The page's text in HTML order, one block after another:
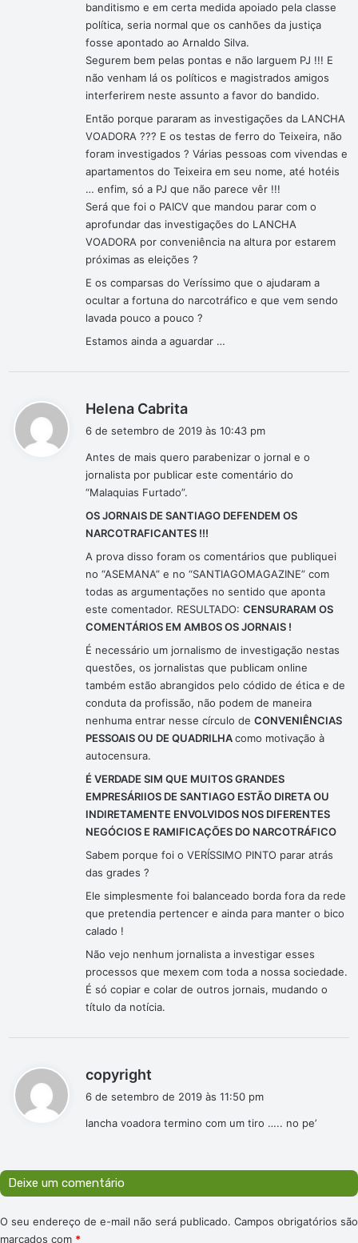
banditismo e em certa medida apoiado pela classe
política, seria normal que os canhões da justiça
fosse apontado ao Arnaldo Silva.
Segurem bem pelas pontas e não larguem PJ !!! E
não venham lá os políticos e magistrados amigos
interferirem neste assunto a favor do bandido.
Então porque pararam as investigações da LANCHA
VOADORA ??? E os testas de ferro do Teixeira, não
foram investigados ? Várias pessoas com vivendas e
apartamentos do Teixeira em seu nome, até hotéis
… enfim, só a PJ que não parece vêr !!!
Será que foi o PAICV que mandou parar com o
aprofundar das investigações do LANCHA
VOADORA por conveniência na altura por estarem
próximas as eleições ?
E os comparsas do Veríssimo que o ajudaram a
ocultar a fortuna do narcotráfico e que vem sendo
lavada pouco a pouco ?
Estamos ainda a aguardar …
Helena Cabrita
i
s
e
6 de setembro de 2019 às 10:43 pm
Antes de mais quero parabenizar o jornal e o
jornalista por publicar este comentário do
“Malaquias Furtado”.
OS JORNAIS DE SANTIAGO DEFENDEM OS
NARCOTRAFICANTES !!!
A prova disso foram os comentários que publiquei
no “ASEMANA” e no “SANTIAGOMAGAZINE” com
todas as argumentações no sentido que aponta
este comentador. RESULTADO: CENSURARAM OS
COMENTÁRIOS EM AMBOS OS JORNAIS !
É necessário um jornalismo de investigação nestas
questões, os jornalistas que publicam online
também estão abrangidos pelo códido de ética e de
conduta da profissão, não podem de maneira
nenhuma entrar nesse círculo de CONVENIÊNCIAS
PESSOAIS OU DE QUADRILHAcomo motivação à
autocensura.
É VERDADE SIM QUE MUITOS GRANDES
EMPRESÁRIIOS DE SANTIAGO ESTÃO DIRETA OU
INDIRETAMENTE ENVOLVIDOS NOS DIFERENTES
NEGÓCIOS E RAMIFICAÇÕES DO NARCOTRÁFICO
Sabem porque foi o VERÍSSIMO PINTO parar atrás
das grades ?
Ele simplesmente foi balanceado borda fora da rede
que pretendia pertencer e ainda para manter o bico
calado !
Não vejo nenhum jornalista a investigar esses
processos que mexem com toda a nossa sociedade.
É só copiar e colar de outros jornais, mudando o
título da notícia.
copyright
s
6 de setembro de 2019 às 11:50 pm
lancha voadora termino com um tiro ….. no pe’
Deixe um comentário
O seu endereço de e-mail não será publicado. Campos obrigatórios são
marcados com *